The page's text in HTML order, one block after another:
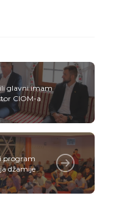
glavni imam
CIOM-a
program
džamije